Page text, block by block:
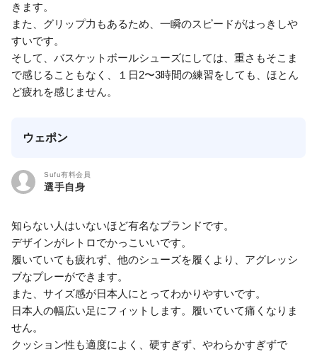
きます。
また、グリップ力もあるため、一瞬のスピードがはっきしや
すいです。
そして、バスケットボールシューズにしては、重さもそこま
で感じることもなく、１日2〜3時間の練習をしても、ほとん
ど疲れを感じません。
ウェポン
Sufu有料会員
選手自身
知らない人はいないほど有名なブランドです。
デザインがレトロでかっこいいです。
履いていても疲れず、他のシューズを履くより、アグレッシ
ブなプレーができます。
また、サイズ感が日本人にとってわかりやすいです。
日本人の幅広い足にフィットします。履いていて痛くなりま
せん。
クッション性も適度によく、硬すぎず、やわらかすぎずで